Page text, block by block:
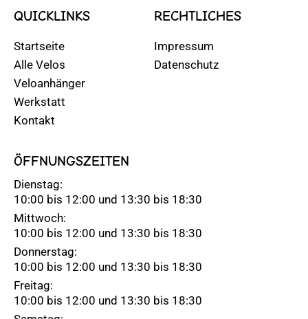
QUICKLINKS
Startseite
Alle Velos
Veloanhänger
Werkstatt
Kontakt
RECHTLICHES
Impressum
Datenschutz
ÖFFNUNGSZEITEN
Dienstag:
10:00 bis 12:00 und 13:30 bis 18:30
Mittwoch:
10:00 bis 12:00 und 13:30 bis 18:30
Donnerstag:
10:00 bis 12:00 und 13:30 bis 18:30
Freitag:
10:00 bis 12:00 und 13:30 bis 18:30